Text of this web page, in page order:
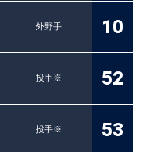
外野手
10
投手※
52
投手※
53